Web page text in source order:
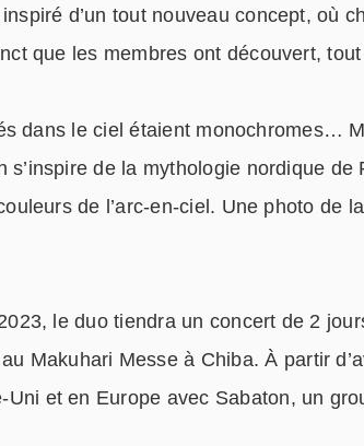
d’un tout nouveau concept, où
que les membres ont découvert, tout
dans le ciel étaient monochromes…
s’inspire de la mythologie nordique de
de l’arc-en-ciel. Une photo de
le duo tiendra un concert de 2
Makuhari Messe à Chiba. À partir
Uni et en Europe avec Sabaton, un